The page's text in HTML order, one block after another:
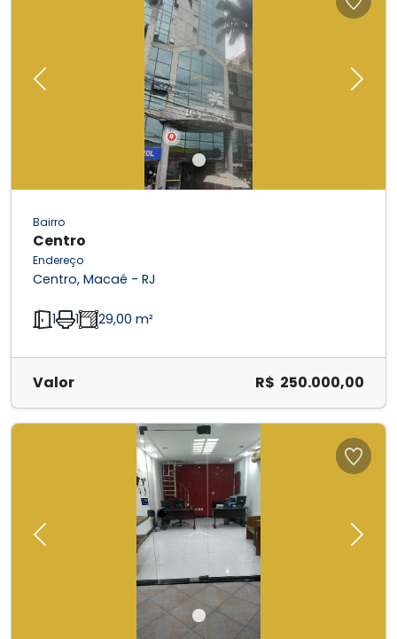
Previous Next
Bairro
Centro
Endereço
Centro, Macaé - RJ
1 1 29,00 m²
Valor R$ 250.000,00
Previous Next